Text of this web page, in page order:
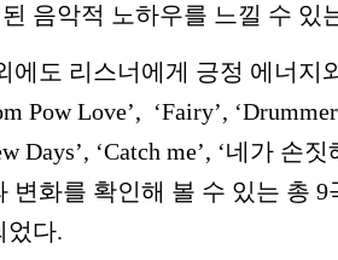
음악적 노하우를 느낄 수 있
에도 리스너에게 긍정 에너지
Pow Love’, ‘Fairy’,
Days’, ‘Catch me’, ‘네가 손
변화를 확인해 볼 수 있는 총 9
었다.